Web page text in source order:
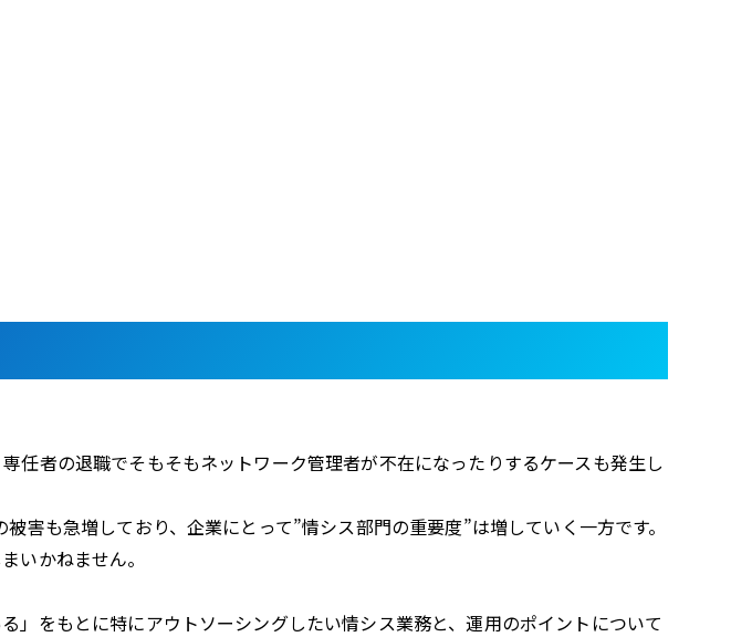
任者の退職でそもそもネットワーク管理者が不在になったりするケースも発生し
害も急増しており、企業にとって”情シス部門の重要度”は増していく一方です。
いかねません。
をもとに特にアウトソーシングしたい情シス業務と、運用のポイントについて